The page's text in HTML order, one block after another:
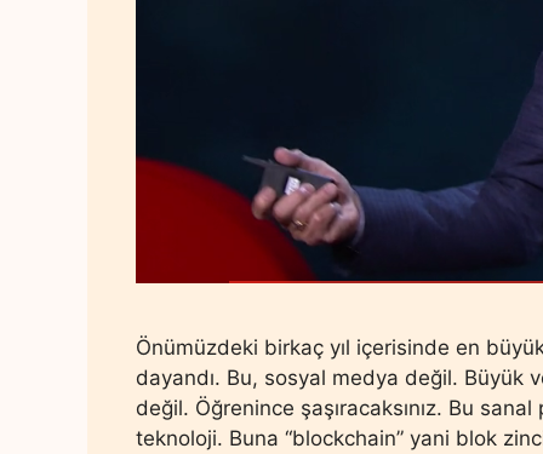
Önümüzdeki birkaç yıl içerisinde en
dayandı. Bu, sosyal medya değil. Büyük
değil. Öğrenince şaşıracaksınız. Bu
teknoloji. Buna “blockchain” yani blok